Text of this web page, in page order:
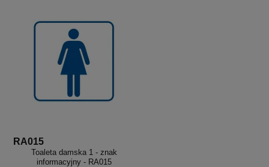
RA015
Toaleta damska 1 - znak
informacyjny - RA015